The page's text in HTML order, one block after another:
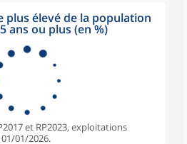
plus élevé de la population
ans ou plus (en %)
et RP2023, exploitations
01/2026.